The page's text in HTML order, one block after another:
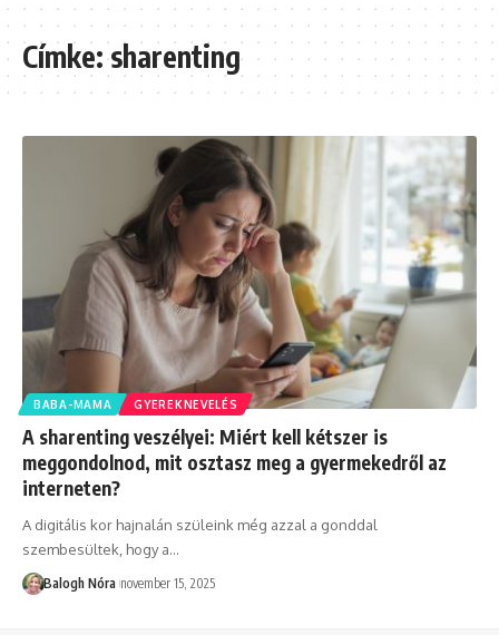
Címke:sharenting
BABA-MAMA GYEREKNEVELÉS
A sharenting veszélyei: Miért kell kétszer is
meggondolnod, mit osztasz meg a gyermekedről az
interneten?
A digitális kor hajnalán szüleink még azzal a gonddal
szembesültek, hogy a…
Balogh Nóra november 15, 2025